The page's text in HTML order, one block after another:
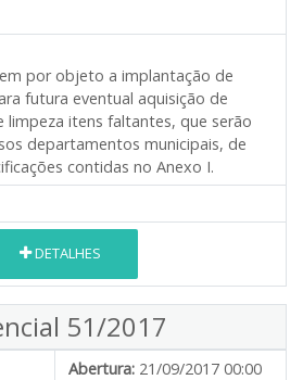
por objeto a implantação de
futura eventual aquisição de
limpeza itens faltantes, que serão
departamentos municipais, de
contidas no Anexo I.
DETALHES
51/2017
Abertura: 21/09/2017 00:00